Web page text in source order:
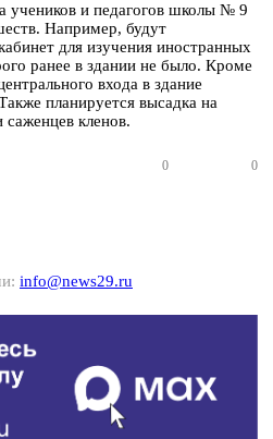
учеников и педагогов школы № 9
Например, будут
для изучения иностранных
ранее в здании не было. Кроме
входа в здание
планируется высадка на
кленов.
0 0
info@news29.ru